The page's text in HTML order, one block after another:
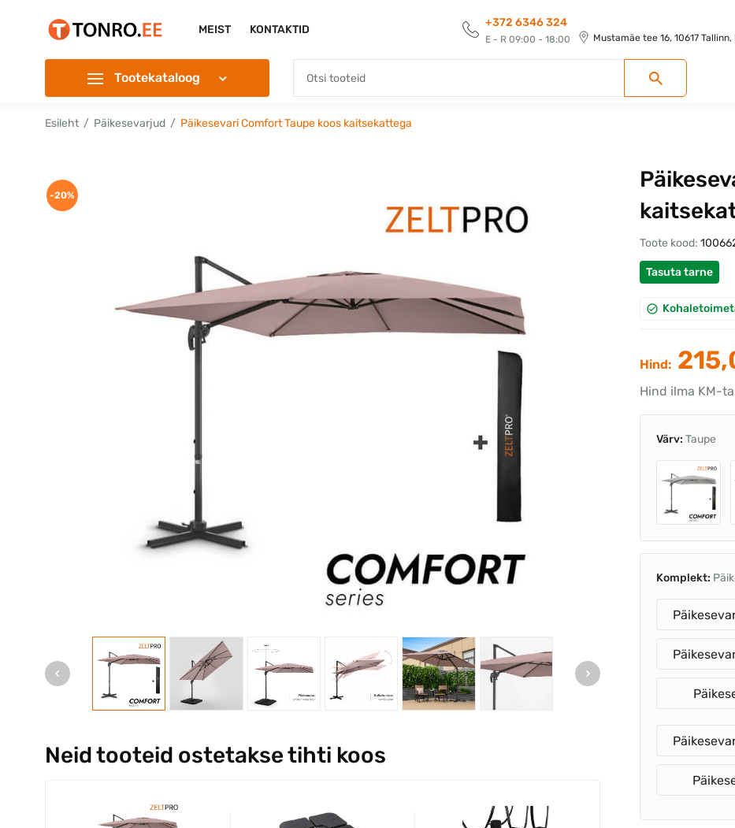
MEIST KONTAKTID
+372 6346 324
E - R 09:00 - 18:00 Mustamäe tee 16, 10617
Tootekataloog
Esileht Päikesevarjud Päikesevari Comfort Taupe koos kaitsekattega
-20%
Neid tooteid ostetakse tihti koos
Toote kood:
Tasuta tarne
Hind:
Hind ilma KM-
Värv: Taupe
Komplekt: